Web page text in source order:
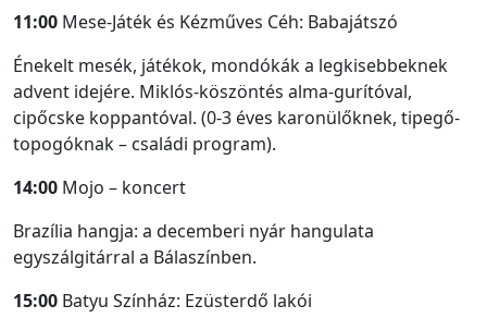
11:00 Mese-Játék és Kézműves Céh: Babajátszó
Énekelt mesék, játékok, mondókák a legkisebbeknek
advent idejére. Miklós-köszöntés alma-gurítóval,
cipőcske koppantóval. (0-3 éves karonülőknek, tipegő-
topogóknak – családi program).
14:00 Mojo – koncert
Brazília hangja: a decemberi nyár hangulata
egyszálgitárral a Bálaszínben.
15:00 Batyu Színház: Ezüsterdő lakói